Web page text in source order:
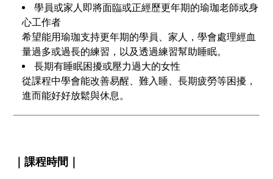
學員或家人即將面臨或正經歷更年期的瑜珈老師或身
心工作者
希望能用瑜珈支持更年期的學員、家人，學會處理經血
量過多或過長的練習，以及透過練習幫助睡眠。
長期有睡眠困擾或壓力過大的女性
從課程中學會能改善易醒、難入睡、長期疲勞等困擾，
進而能好好放鬆與休息。
｜課程時間｜